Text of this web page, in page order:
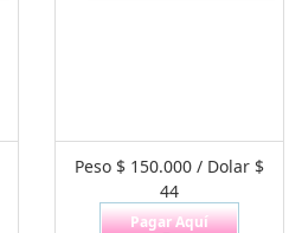
Peso $ 150.000 / Dolar $
44
Pagar Aquí